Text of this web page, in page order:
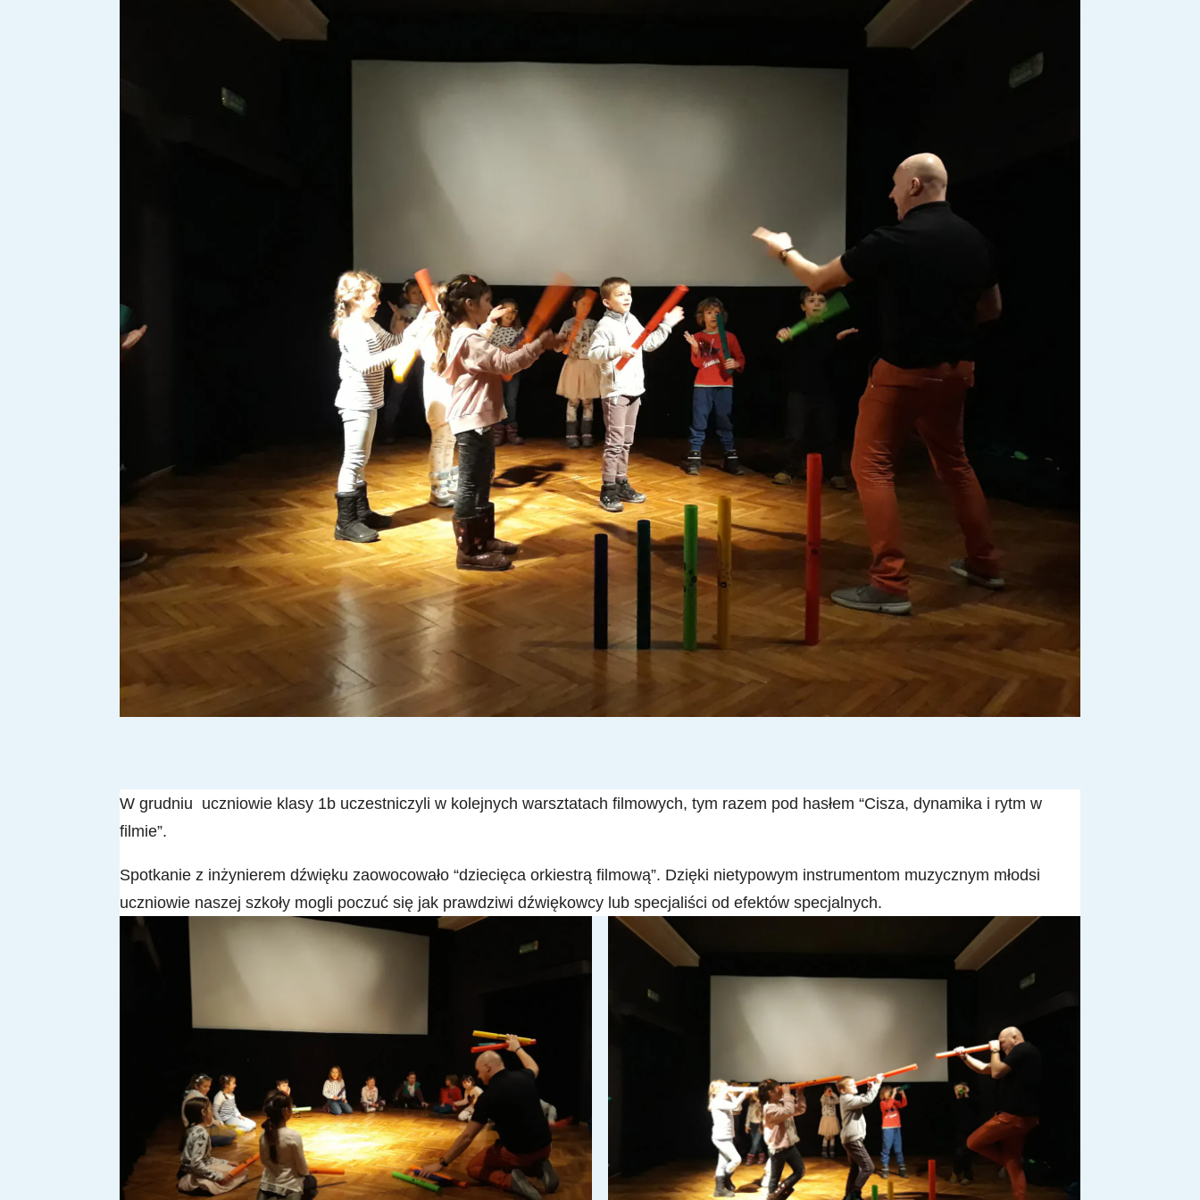
W grudniu uczniowie klasy 1b uczestniczyli w kolejnych warsztatach filmowych, tym razem pod hasłem “Cisza, dynamika i rytm w
filmie”.
Spotkanie z inżynierem dźwięku zaowocowało“dziecięca orkiestrą filmową”. Dzięki nietypowym instrumentom muzycznym młodsi
uczniowie naszej szkoły mogli poczuć się jak prawdziwi dźwiękowcy lub specjaliści odefektów specjalnych.